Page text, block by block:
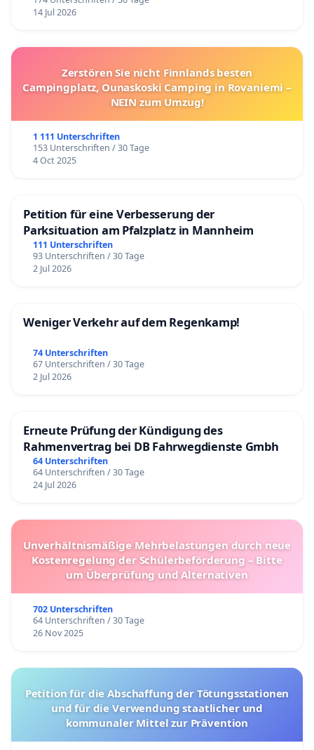
14 Jul 2026
Zerstören Sie nicht Finnlands besten
Campingplatz, Ounaskoski Camping in Rovaniemi –
NEIN zum Umzug!
1 111 Unterschriften
153 Unterschriften / 30 Tage
4 Oct 2025
Petition für eine Verbesserung der
Parksituation am Pfalzplatz in Mannheim
111 Unterschriften
93 Unterschriften / 30 Tage
2 Jul 2026
Weniger Verkehr auf dem Regenkamp!
74 Unterschriften
67 Unterschriften / 30 Tage
2 Jul 2026
Erneute Prüfung der Kündigung des
Rahmenvertrag bei DB Fahrwegdienste Gmbh
64 Unterschriften
64 Unterschriften / 30 Tage
24 Jul 2026
Unverhältnismäßige Mehrbelastungen durch neue
Kostenregelung der Schülerbeförderung – Bitte
um Überprüfung und Alternativen
702 Unterschriften
64 Unterschriften / 30 Tage
26 Nov 2025
Petition für die Abschaffung der Tötungsstationen
und für die Verwendung staatlicher und
kommunaler Mittel zur Prävention